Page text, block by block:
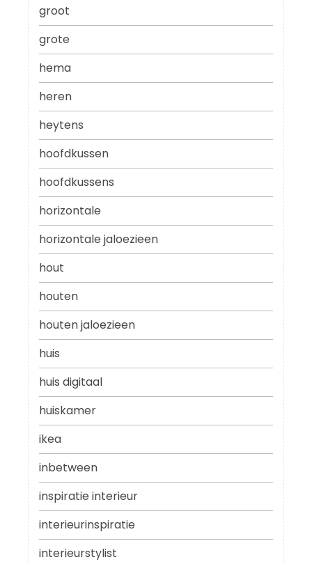
groot
grote
hema
heren
heytens
hoofdkussen
hoofdkussens
horizontale
horizontale jaloezieen
hout
houten
houten jaloezieen
huis
huis digitaal
huiskamer
ikea
inbetween
inspiratie interieur
interieurinspiratie
interieurstylist